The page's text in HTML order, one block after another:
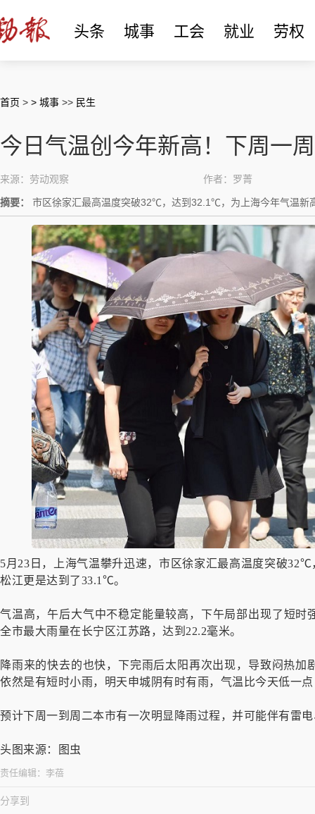
头条 城事 工会 就业 劳权
首页 > > 城事 >> 民生
今日气温创今年新高！下周一
来源：劳动观察 作者：罗菁
摘要： 市区徐家汇最高温度突破32℃，达到32.1℃，为上海今年气温新
5月23日，上海气温攀升迅速，市区徐家汇最高温度突破
松江更是达到了33.1℃。
气温高，午后大气中不稳定能量较高，下午局部出现了短
全市最大雨量在长宁区江苏路，达到22.2毫米。
降雨来的快去的也快，下完雨后太阳再次出现，导致闷热
依然是有短时小雨，明天申城阴有时有雨，气温比今天低一
预计下周一到周二本市有一次明显降雨过程，并可能伴有雷
头图来源：图虫
责任编辑： 李蓓
分享到